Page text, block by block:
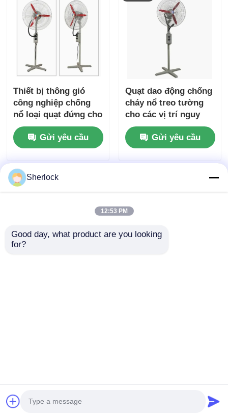
Thiết bị thông gió
công nghiệp chống
nổ loại quạt đứng cho
cơ sở dầu khí
Gửi yêu cầu
Quạt dao động chống
cháy nổ treo tường
cho các vị trí nguy
hiểm
Gửi yêu cầu
trung quốc.Copyright © 2026 Ningbo VivaTrade
Sherlock
12:53 PM
Good day, what product are you looking
for?